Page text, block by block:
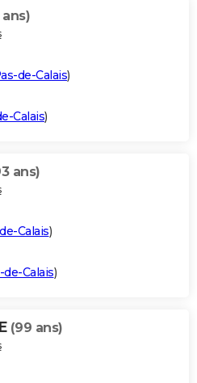
ans)
de-Calais)
Calais)
ans)
Calais)
de-Calais)
(99 ans)